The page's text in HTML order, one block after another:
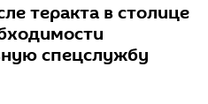
теракта в столице
спецслужбу